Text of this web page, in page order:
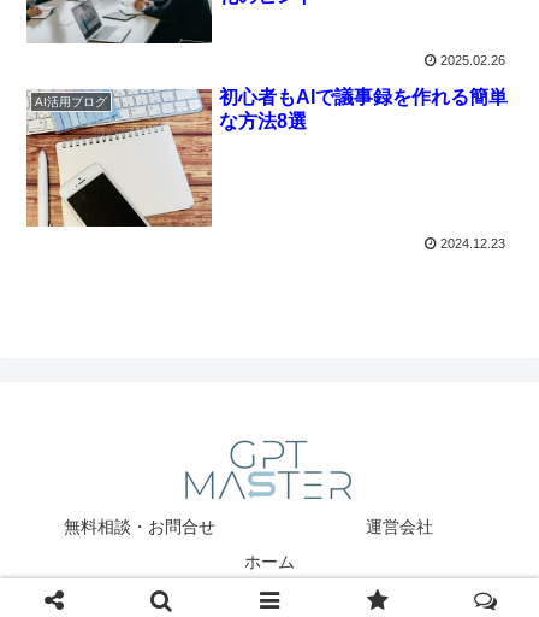
2025.02.26
AI活用ブログ
初心者もAIで議事録を作れる簡単
な方法8選
2024.12.23
無料相談・お問合せ
運営会社
ホーム
Copyright © 2025 GPT Master All Rights Reserved.